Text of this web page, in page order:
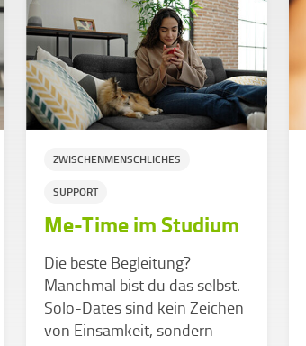
ZWISCHENMENSCHLICHES
SUPPORT
Me-Time im Studium
Die beste Begleitung?
Manchmal bist du das selbst.
Solo-Dates sind kein Zeichen
von Einsamkeit, sondern